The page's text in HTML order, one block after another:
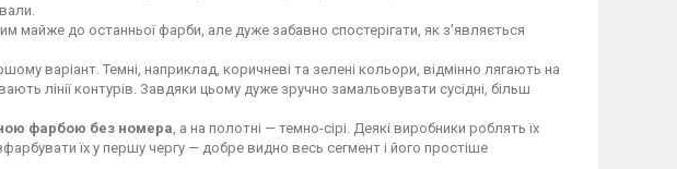
майже до останньої фарби, але дуже забавно спостерігати, як з'являється
варіант. Темні, наприклад, коричневі та зелені кольори, відмінно лягають на
лінії контурів. Завдяки цьому дуже зручно замальовувати сусідні, більш
фарбою без номера , а на полотні — темно-сірі. Деякі виробники роблять їх
їх у першу чергу — добре видно весь сегмент і його простіше